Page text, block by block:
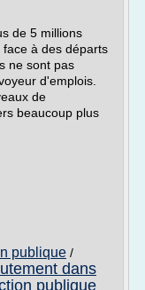
de 5 millions
à des départs
ne sont pas
d'emplois.
de
beaucoup plus
publique /
dans
publique